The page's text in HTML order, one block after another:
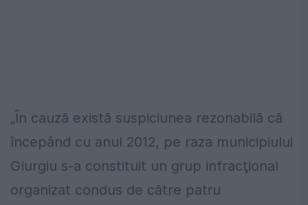
„În cauză există suspiciunea rezonabilă că
începând cu anul 2012, pe raza municipiului
Giurgiu s-a constituit un grup infracţional
organizat condus de către patru